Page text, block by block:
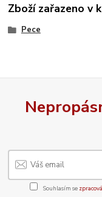
Zboží zařazeno v
Pece
Souhlasím se